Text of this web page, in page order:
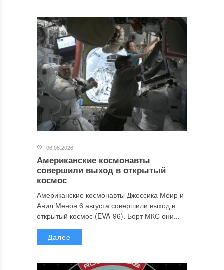
06.08.2026
Американские космонавты
совершили выход в открытый
космос
Американские космонавты Джессика Меир и
Анил Менон 6 августа совершили выход в
открытый космос (EVA-96). Борт МКС они...
Далее